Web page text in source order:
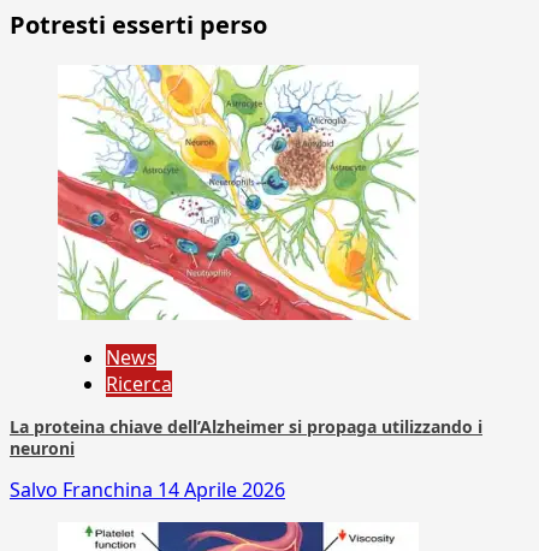
Potresti esserti perso
News
Ricerca
La proteina chiave dell’Alzheimer si propaga utilizzando i
neuroni
Salvo Franchina 14 Aprile 2026